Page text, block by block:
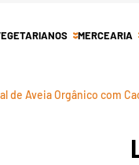
MERCEARIA
de Aveia Orgânico com